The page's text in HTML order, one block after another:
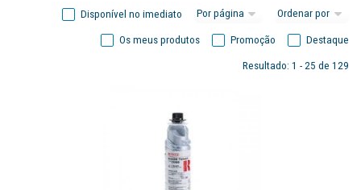
Disponível no imediato
Destaque
Promoção
Os meus produtos
Resultado: 1 - 25 de 129